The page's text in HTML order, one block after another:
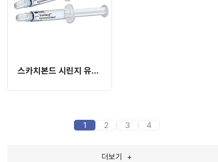
스카치본드 시린지 유니버셜 에천트 (#41263)
1 2 3 4
더보기 +